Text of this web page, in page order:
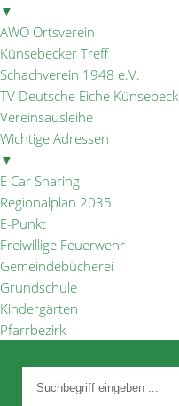
▼
AWO Ortsverein
Künsebecker Treff
Schachverein 1948 e.V.
TV Deutsche Eiche Künsebeck
Vereinsausleihe
Wichtige Adressen
▼
E Car Sharing
Regionalplan 2035
E-Punkt
Freiwillige Feuerwehr
Gemeindebücherei
Grundschule
Kindergärten
Pfarrbezirk